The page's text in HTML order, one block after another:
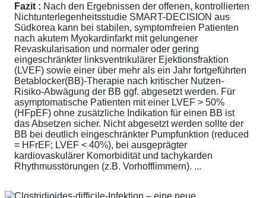
Fazit : Nach den Ergebnissen der offenen, kontrollierten
Nichtunterlegenheitsstudie SMART-DECISION aus
Südkorea kann bei stabilen, symptomfreien Patienten
nach akutem Myokardinfarkt mit gelungener
Revaskularisation und normaler oder gering
eingeschränkter linksventrikulärer Ejektionsfraktion
(LVEF) sowie einer über mehr als ein Jahr fortgeführten
Betablocker(BB)-Therapie nach kritischer Nutzen-
Risiko-Abwägung der BB ggf. abgesetzt werden. Für
asymptomatische Patienten mit einer LVEF > 50%
(HFpEF) ohne zusätzliche Indikation für einen BB ist
das Absetzen sicher. Nicht abgesetzt werden sollte der
BB bei deutlich eingeschränkter Pumpfunktion (reduced
= HFrEF; LVEF < 40%), bei ausgeprägter
kardiovaskulärer Komorbidität und tachykarden
Rhythmusstörungen (z.B. Vorhofflimmern). ...